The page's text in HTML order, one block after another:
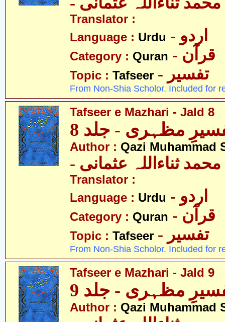
Translator :
Language : Urdu - اردو
Category : Quran - قرآن
Topic : Tafseer - تفسیر
From Non-Shia Scholor. Included for
Tafseer e Mazhari - Jald 8
مظہری - جلد 8
Author : Qazi Muhammad
ثناءاللہ عثمانی
Translator :
Language : Urdu - اردو
Category : Quran - قرآن
Topic : Tafseer - تفسیر
From Non-Shia Scholor. Included for
Tafseer e Mazhari - Jald 9
مظہری - جلد 9
Author : Qazi Muhammad